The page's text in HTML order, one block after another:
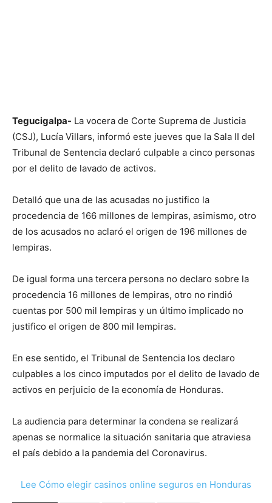
Tegucigalpa- La vocera de Corte Suprema de Justicia
(CSJ), Lucía Villars, informó este jueves que la Sala II del
Tribunal de Sentencia declaró culpable a cinco personas
por el delito de lavado de activos.
Detalló que una de las acusadas no justifico la
procedencia de 166 millones de lempiras, asimismo, otro
de los acusados no aclaró el origen de 196 millones de
lempiras.
De igual forma una tercera persona no declaro sobre la
procedencia 16 millones de lempiras, otro no rindió
cuentas por 500 mil lempiras y un último implicado no
justifico el origen de 800 mil lempiras.
En ese sentido, el Tribunal de Sentencia los declaro
culpables a los cinco imputados por el delito de lavado de
activos en perjuicio de la economía de Honduras.
La audiencia para determinar la condena se realizará
apenas se normalice la situación sanitaria que atraviesa
el país debido a la pandemia del Coronavirus.
Lee Cómo elegir casinos online seguros en Honduras